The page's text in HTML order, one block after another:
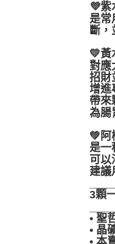
💜紫
是常
斷
💛黃
對應
招財
增進
帶來
為腸
💚阿
是一
可以
建議
3顆
• 聖
• 晶